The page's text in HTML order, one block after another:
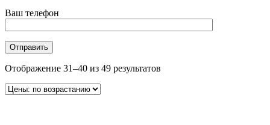
Ваш телефон
Отображение 31–40 из 49 результатов